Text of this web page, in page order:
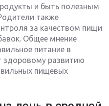
и быть полезным
также
за качеством пищи
Общее мнение
питание в
здоровому развитию
пищевых